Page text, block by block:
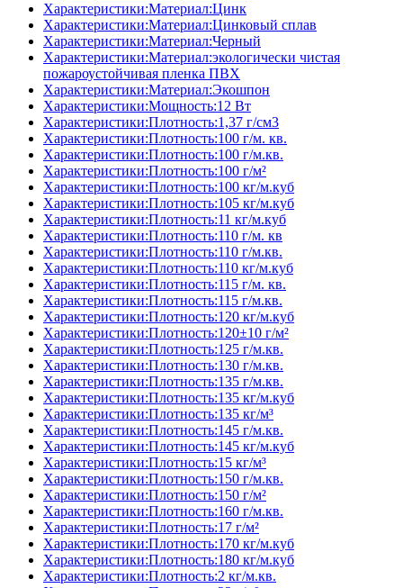
Характеристики:Материал:Цинк
Характеристики:Материал:Цинковый сплав
Характеристики:Материал:Черный
Характеристики:Материал:экологически чистая
пожароустойчивая пленка ПВХ
Характеристики:Материал:Экошпон
Характеристики:Мощность:12 Вт
Характеристики:Плотность:1,37 г/см3
Характеристики:Плотность:100 г/м. кв.
Характеристики:Плотность:100 г/м.кв.
Характеристики:Плотность:100 г/м²
Характеристики:Плотность:100 кг/м.куб
Характеристики:Плотность:105 кг/м.куб
Характеристики:Плотность:11 кг/м.куб
Характеристики:Плотность:110 г/м. кв
Характеристики:Плотность:110 г/м.кв.
Характеристики:Плотность:110 кг/м.куб
Характеристики:Плотность:115 г/м. кв.
Характеристики:Плотность:115 г/м.кв.
Характеристики:Плотность:120 кг/м.куб
Характеристики:Плотность:120±10 г/м²
Характеристики:Плотность:125 г/м.кв.
Характеристики:Плотность:130 г/м.кв.
Характеристики:Плотность:135 г/м.кв.
Характеристики:Плотность:135 кг/м.куб
Характеристики:Плотность:135 кг/м³
Характеристики:Плотность:145 г/м.кв.
Характеристики:Плотность:145 кг/м.куб
Характеристики:Плотность:15 кг/м³
Характеристики:Плотность:150 г/м.кв.
Характеристики:Плотность:150 г/м²
Характеристики:Плотность:160 г/м.кв.
Характеристики:Плотность:17 г/м²
Характеристики:Плотность:170 кг/м.куб
Характеристики:Плотность:180 кг/м.куб
Характеристики:Плотность:2 кг/м.кв.